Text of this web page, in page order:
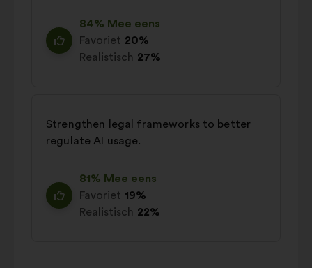
84% Mee eens
Favoriet 20%
Realistisch 27%
Strengthen legal frameworks to better
regulate AI usage.
81% Mee eens
Favoriet 19%
Realistisch 22%